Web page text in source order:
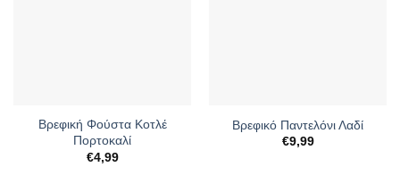
Βρεφική Φούστα Κοτλέ
Πορτοκαλί
€4,99
Βρεφικό Παντελόνι Λαδί
€9,99